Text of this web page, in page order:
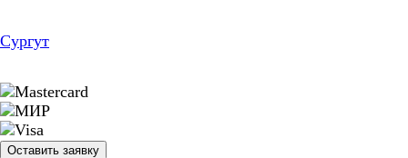
Сургут
Оставить заявку